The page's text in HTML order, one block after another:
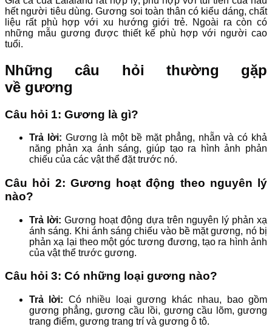
hết người tiêu dùng. Gương soi toàn thân có kiểu dáng, chất
liệu rất phù hợp với xu hướng giới trẻ. Ngoài ra còn có
những mẫu gương được thiết kế phù hợp với người cao
tuổi.
Những câu hỏi thường gặp
về gương
Câu hỏi 1: Gương là gì?
Trả lời: Gương là một bề mặt phẳng, nhẵn và có khả
năng phản xạ ánh sáng, giúp tạo ra hình ảnh phản
chiếu của các vật thể đặt trước nó.
Câu hỏi 2: Gương hoạt động theo nguyên lý
nào?
Trả lời: Gương hoạt động dựa trên nguyên lý phản xạ
ánh sáng. Khi ánh sáng chiếu vào bề mặt gương, nó bị
phản xạ lại theo một góc tương đương, tạo ra hình ảnh
của vật thể trước gương.
Câu hỏi 3: Có những loại gương nào?
Trả lời: Có nhiều loại gương khác nhau, bao gồm
gương phẳng, gương cầu lồi, gương cầu lõm, gương
trang điểm, gương trang trí và gương ô tô.